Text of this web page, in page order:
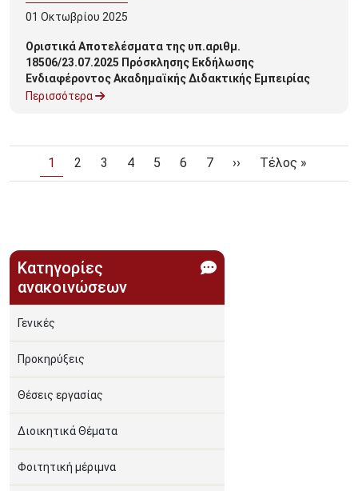
01 Οκτωβρίου 2025
Οριστικά Αποτελέσματα της υπ.αριθμ.
18506/23.07.2025 Πρόσκλησης Εκδήλωσης
Ενδιαφέροντος Ακαδημαϊκής Διδακτικής Εμπειρίας
Περισσότερα
Τρέχουσα σελίδα
1 Page
2 Page
3 Page
4 Page
5 Page
6 Page
7 Next page
›› Last page
Τέλος »
Κατηγορίες
ανακοινώσεων
Γενικές
Προκηρύξεις
Θέσεις εργασίας
Διοικητικά Θέματα
Φοιτητική μέριμνα